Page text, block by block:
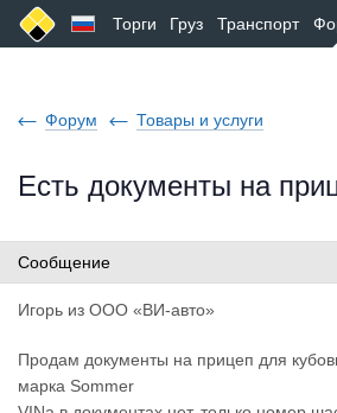
Торги Груз Транспорт
Форум Товары и услуги
Есть документы на
Сообщение
Игорь из ООО «ВИ-авто»
Продам документы на прицеп для
марка Sommer